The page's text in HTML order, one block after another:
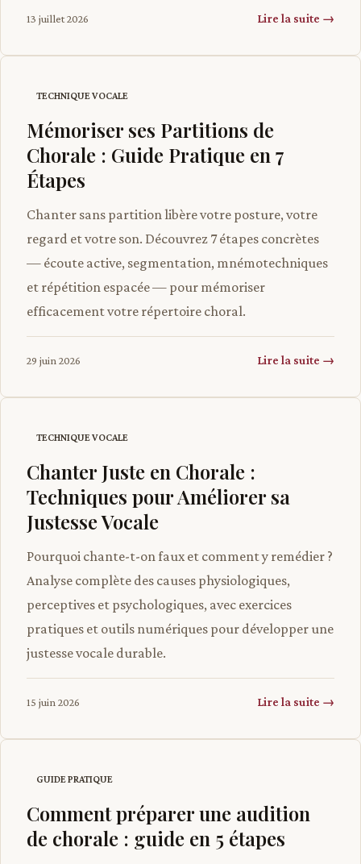
13 juillet 2026 Lire la suite →
TECHNIQUE VOCALE
Mémoriser ses Partitions de
Chorale : Guide Pratique en 7
Étapes
Chanter sans partition libère votre posture, votre
regard et votre son. Découvrez 7 étapes concrètes
— écoute active, segmentation, mnémotechniques
et répétition espacée — pour mémoriser
efficacement votre répertoire choral.
29 juin 2026 Lire la suite →
TECHNIQUE VOCALE
Chanter Juste en Chorale :
Techniques pour Améliorer sa
Justesse Vocale
Pourquoi chante-t-on faux et comment y remédier ?
Analyse complète des causes physiologiques,
perceptives et psychologiques, avec exercices
pratiques et outils numériques pour développer une
justesse vocale durable.
15 juin 2026 Lire la suite →
GUIDE PRATIQUE
Comment préparer une audition
de chorale : guide en 5 étapes